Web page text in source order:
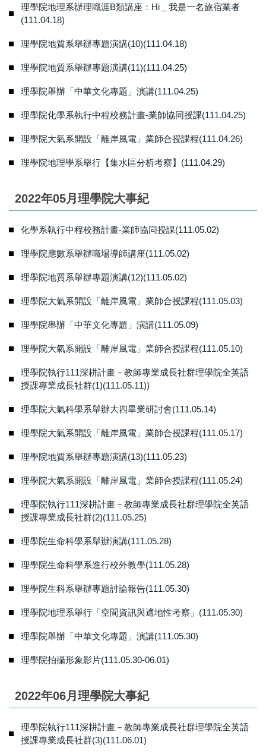
理學院地理系辦理職涯B類講座：Hi＿我是一名旅宿業者
(111.04.18)
理學院地質系舉辦專題演講(10)(111.04.18)
理學院地質系舉辦專題演講(11)(111.04.25)
理學院舉辦「中華文化專題」演講(111.04.25)
理學院化學系執行中程校務計畫-業師協同授課(111.04.25)
理學院大氣系開設「離岸風電」業師合授課程(111.04.26)
理學院地理學系舉行【集水區分析考察】(111.04.29)
2022年05月理學院大事紀
化學系執行中程校務計畫-業師協同授課(111.05.02)
理學院應數系舉辦職場導師講座(111.05.02)
理學院地質系舉辦專題演講(12)(111.05.02)
理學院大氣系開設「離岸風電」業師合授課程(111.05.03)
理學院舉辦「中華文化專題」演講(111.05.09)
理學院大氣系開設「離岸風電」業師合授課程(111.05.10)
理學院執行111深耕計畫－教師專業成長社群理學院全英語
授課專業成長社群(1)(111.05.11))
理學院大氣科學系舉辦大四畢業研討會(111.05.14)
理學院大氣系開設「離岸風電」業師合授課程(111.05.17)
理學院地質系舉辦專題演講(13)(111.05.23)
理學院大氣系開設「離岸風電」業師合授課程(111.05.24)
理學院執行111深耕計畫－教師專業成長社群理學院全英語
授課專業成長社群(2)(111.05.25)
理學院生命科學系舉辦演講(111.05.28)
理學院生命科學系進行校外教學(111.05.28)
理學院生科系舉辦專題討論報告(111.05.30)
理學院地理系舉行「空間資訊與適地性考察」(111.05.30)
理學院舉辦「中華文化專題」演講(111.05.30)
理學院拍攝形象影片(111.05.30-06.01)
2022年06月理學院大事紀
理學院執行111深耕計畫－教師專業成長社群理學院全英語
授課專業成長社群(3)(111.06.01)